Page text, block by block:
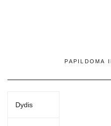
PAPILDOMA
Dydis